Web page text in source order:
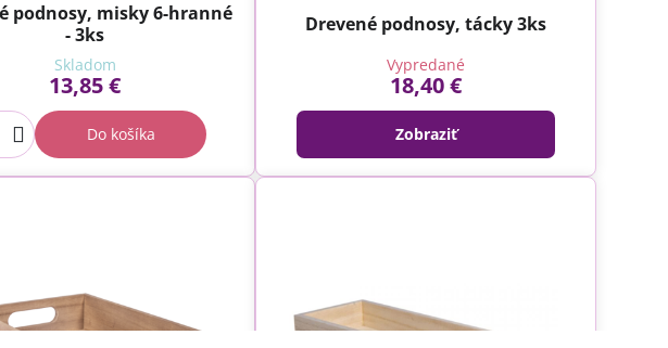
podnosy, misky 6-hranné
- 3ks
Skladom
13,85 €
Do košíka
Drevené podnosy, tácky 3ks
Vypredané
18,40 €
Zobraziť